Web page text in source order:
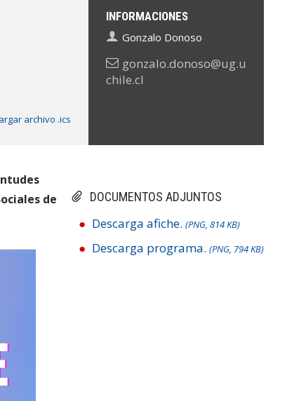
INFORMACIONES
Gonzalo Donoso
gonzalo.donoso@ug.u
chile.cl
archivo .ics
DOCUMENTOS ADJUNTOS
Descarga afiche. (PNG, 814 KB)
Descarga programa. (PNG, 794 KB)
de